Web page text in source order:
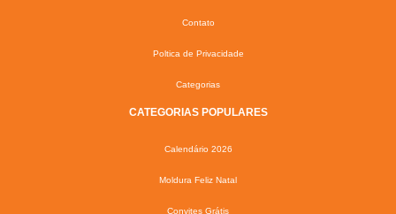
Contato
Poltica de Privacidade
Categorias
CATEGORIAS POPULARES
Calendário 2026
Moldura Feliz Natal
Convites Grátis